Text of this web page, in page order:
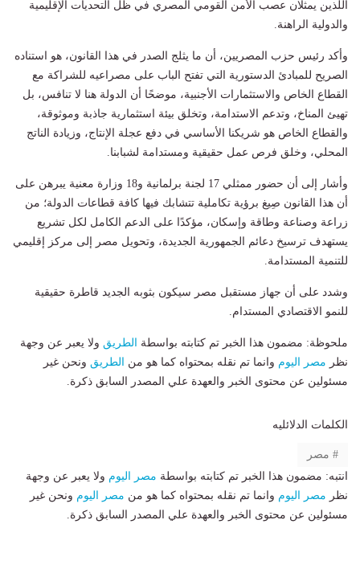
اللذين يمثلان عصب الأمن القومي المصري في ظل التحديات الإقليمية
والدولية الراهنة.
​وأكد رئيس حزب المصريين، أن ما يثلج الصدر في هذا القانون، هو استناده
الصريح للمبادئ الدستورية التي تفتح الباب على مصراعيه للشراكة مع
القطاع الخاص والاستثمارات الأجنبية، موضحًا أن الدولة هنا لا تنافس، بل
تهيئ المناخ، وتدعم الاستدامة، وتخلق بيئة استثمارية جاذبة وموثوقة،
والقطاع الخاص هو شريكنا الأساسي في دفع عجلة الإنتاج، وزيادة الناتج
المحلي، وخلق فرص عمل حقيقية ومستدامة لشبابنا.
​وأشار إلى أن حضور ممثلي 17 لجنة برلمانية و18 وزارة معنية يبرهن على
أن هذا القانون صِيغ برؤية تكاملية تتشابك فيها كافة قطاعات الدولة؛ من
زراعة وصناعة وطاقة وإسكان، مؤكدًا على الدعم الكامل لكل تشريع
يستهدف ترسيخ دعائم الجمهورية الجديدة، وتحويل مصر إلى مركز إقليمي
للتنمية المستدامة.
وشدد على أن جهاز مستقبل مصر سيكون بثوبه الجديد قاطرة حقيقية
للنمو الاقتصادي المستدام.
ملحوظة: مضمون هذا الخبر تم كتابته بواسطة الطريق ولا يعبر عن وجهة
نظر مصر اليوم وانما تم نقله بمحتواه كما هو من الطريق ونحن غير
مسئولين عن محتوى الخبر والعهدة علي المصدر السابق ذكرة.
الكلمات الدلائليه
مصر
انتبه: مضمون هذا الخبر تم كتابته بواسطة مصر اليوم ولا يعبر عن وجهة
نظر مصر اليوم وانما تم نقله بمحتواه كما هو من مصر اليوم ونحن غير
مسئولين عن محتوى الخبر والعهدة علي المصدر السابق ذكرة.